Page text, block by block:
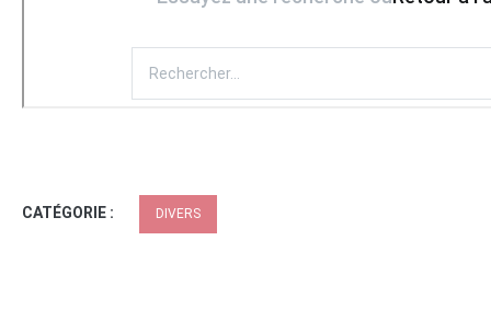
CATÉGORIE : DIVERS